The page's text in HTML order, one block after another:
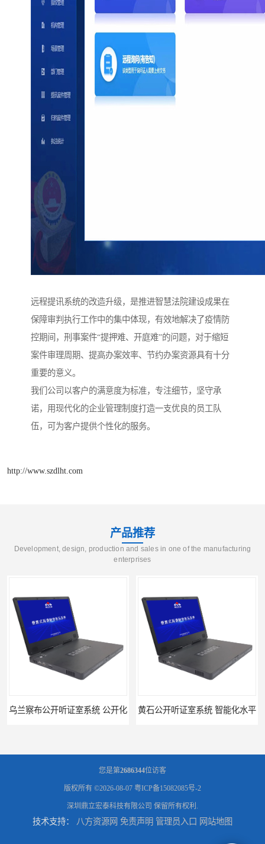
远程提讯系统的改造升级，是推进智慧法院建设成果在
保障审判执行工作中的集中体现，有效地解决了疫情防
控期间，刑事案件“提押难、开庭难”的问题，对于缩短
案件审理周期、提高办案效率、节约办案资源具有十分
重要的意义。
我们公司以客户的满意度为标准，专注细节，坚守承
诺，用现代化的企业管理制度打造一支优良的员工队
伍，可为客户提供个性化的服务。
http://www.szdlht.com
产品推荐
Development, design, production and sales in one of the manufacturing
enterprises
乌兰察布公开听证室系统 公开化 黄石公开听证室系统 智能化水平
您是第2686344位访客
版权所有 ©2026-08-07 粤ICP备15082085号-2
深圳鼎立宏泰科技有限公司 保留所有权利.
技术支持： 八方资源网 免责声明 管理员入口 网站地图